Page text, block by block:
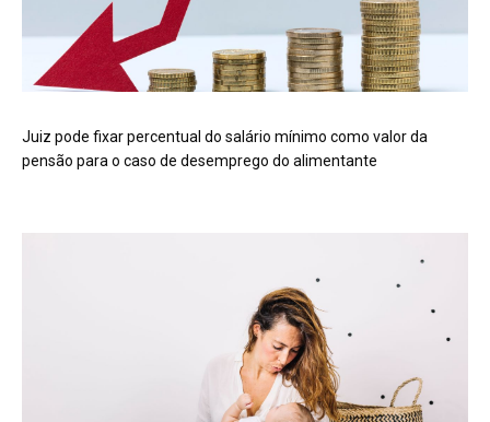
Juiz pode fixar percentual do salário mínimo como valor da
pensão para o caso de desemprego do alimentante